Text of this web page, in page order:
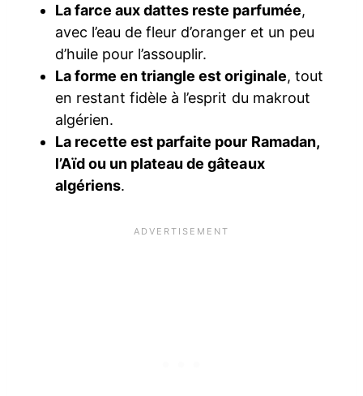
La farce aux dattes reste parfumée,
avec l’eau de fleur d’oranger et un peu
d’huile pour l’assouplir.
La forme en triangle est originale, tout
en restant fidèle à l’esprit du makrout
algérien.
La recette est parfaite pour Ramadan,
l’Aïd ou un plateau de gâteaux
algériens.